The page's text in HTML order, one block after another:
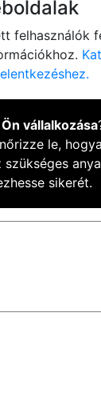
felhasználók
Ön vállalkozása
le,
szükséges
sikerét.